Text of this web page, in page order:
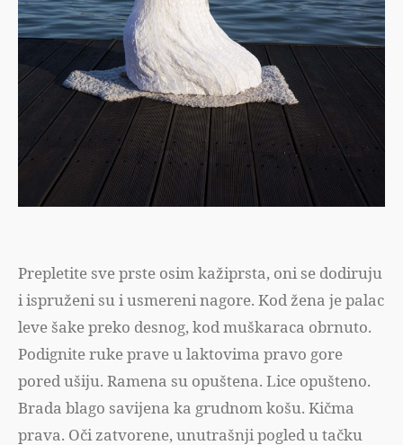
Prepletite sve prste osim kažiprsta, oni se dodiruju
i ispruženi su i usmereni nagore. Kod žena je palac
leve šake preko desnog, kod muškaraca obrnuto.
Podignite ruke prave u laktovima pravo gore
pored ušiju. Ramena su opuštena. Lice opušteno.
Brada blago savijena ka grudnom košu. Kičma
prava. Oči zatvorene, unutrašnji pogled u tačku